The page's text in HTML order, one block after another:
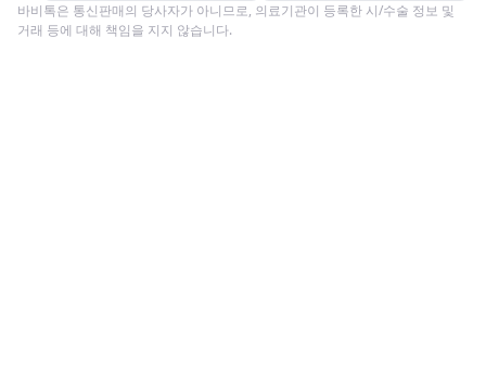
바비톡은 통신판매의 당사자가 아니므로, 의료기관이 등록한 시/수술 정보 및
거래 등에 대해 책임을 지지 않습니다.